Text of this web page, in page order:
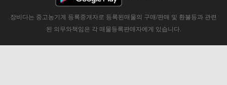
장비다는 중고농기계 등록중개자로 등록된매물의 구매/판매 및 환불등과 관련
된 의무와책임은 각 매물등록판매자에게 있습니다.